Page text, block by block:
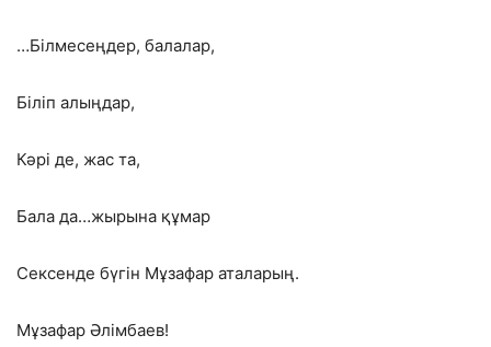
…Білмесеңдер, балалар,
Біліп алыңдар,
Кәрі де, жас та,
Бала да…жырына құмар
Сексенде бүгін Мұзафар аталарың.
Мұзафар Әлімбаев!